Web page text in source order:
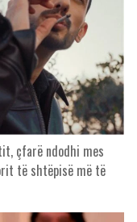
çfarë ndodhi mes
të shtëpisë më të